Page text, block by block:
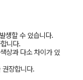
생할 수 있습니다.
니다.
상과 다소 차이가 있
장합니다.